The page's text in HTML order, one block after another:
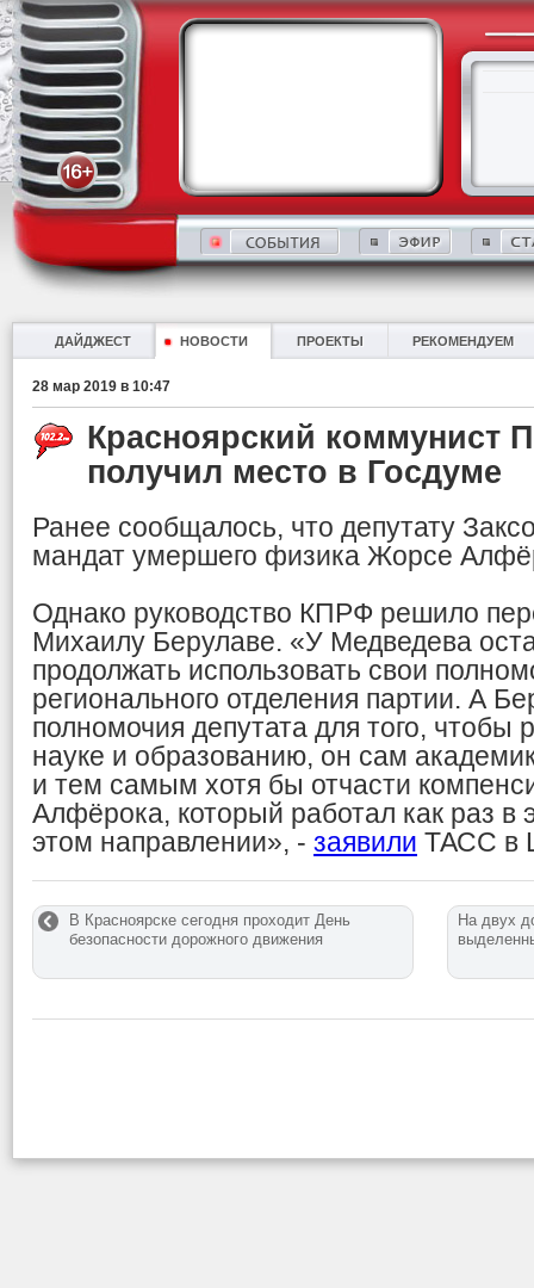
ДАЙДЖЕСТ НОВОСТИ ПРОЕКТЫ РЕКОМЕНДУЕМ
28 мар 2019 в 10:47
Красноярский коммунист
получил место в Госдуме
Ранее сообщалось, что депутату
мандат умершего физика Жорсе
Однако руководство КПРФ решило
Михаилу Берулаве. «У Медведева
продолжать использовать свои
регионального отделения партии. А
полномочия депутата для того, чтобы
науке и образованию, он сам академик
и тем самым хотя бы отчасти
Алфёрока, который работал как раз в
этом направлении», - заявили ТАСС в
В Красноярске сегодня проходит День
безопасности дорожного движения
На двух